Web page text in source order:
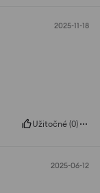
2025-11-18
Užitočné (0)
2025-06-12